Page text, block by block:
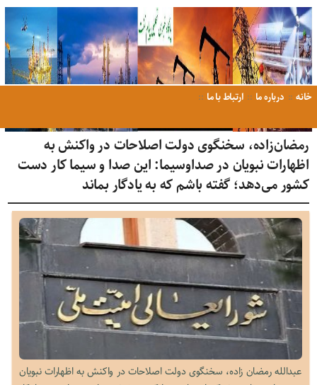
خانه درباره ما ارتباط با ما
رمضان‌زاده، سخنگوی دولت اصلاحات در واکنش به
اظهارات نبویان در صداوسیما: این صدا و سیما کار دست
کشور می‌دهد؛ گفته باشم که به یادگار بماند
عبدالله رمضان زاده، سخنگوی دولت اصلاحات در واکنش به اظهارات نبویان